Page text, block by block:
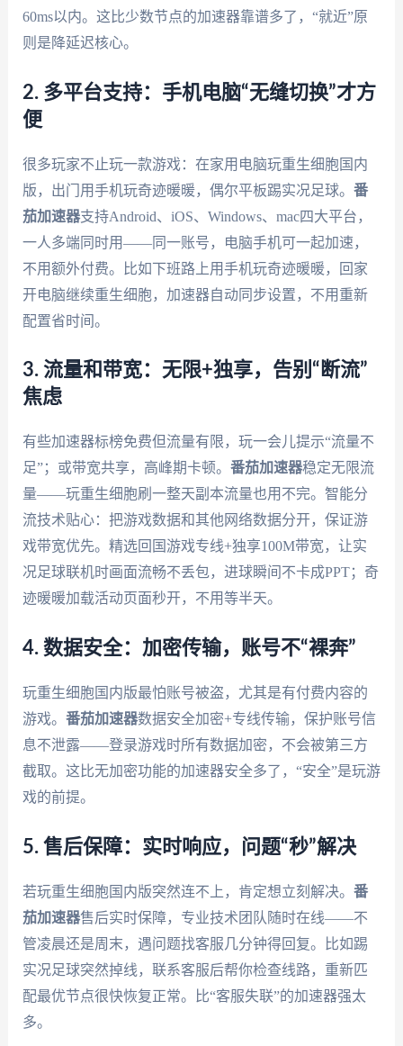
60ms以内。这比少数节点的加速器靠谱多了，“就近”原
则是降延迟核心。
2. 多平台支持：手机电脑“无缝切换”才方
便
很多玩家不止玩一款游戏：在家用电脑玩重生细胞国内
版，出门用手机玩奇迹暖暖，偶尔平板踢实况足球。 番
茄加速器支持Android、iOS、Windows、mac四大平台，
一人多端同时用——同一账号，电脑手机可一起加速，
不用额外付费。比如下班路上用手机玩奇迹暖暖，回家
开电脑继续重生细胞，加速器自动同步设置，不用重新
配置省时间。
3. 流量和带宽：无限+独享，告别“断流”
焦虑
有些加速器标榜免费但流量有限，玩一会儿提示“流量不
足”；或带宽共享，高峰期卡顿。 番茄加速器稳定无限流
量——玩重生细胞刷一整天副本流量也用不完。智能分
流技术贴心：把游戏数据和其他网络数据分开，保证游
戏带宽优先。精选回国游戏专线+独享100M带宽，让实
况足球联机时画面流畅不丢包，进球瞬间不卡成PPT；奇
迹暖暖加载活动页面秒开，不用等半天。
4. 数据安全：加密传输，账号不“裸奔”
玩重生细胞国内版最怕账号被盗，尤其是有付费内容的
游戏。 番茄加速器数据安全加密+专线传输，保护账号信
息不泄露——登录游戏时所有数据加密，不会被第三方
截取。这比无加密功能的加速器安全多了，“安全”是玩游
戏的前提。
5. 售后保障：实时响应，问题“秒”解决
若玩重生细胞国内版突然连不上，肯定想立刻解决。 番
茄加速器售后实时保障，专业技术团队随时在线——不
管凌晨还是周末，遇问题找客服几分钟得回复。比如踢
实况足球突然掉线，联系客服后帮你检查线路，重新匹
配最优节点很快恢复正常。比“客服失联”的加速器强太
多。